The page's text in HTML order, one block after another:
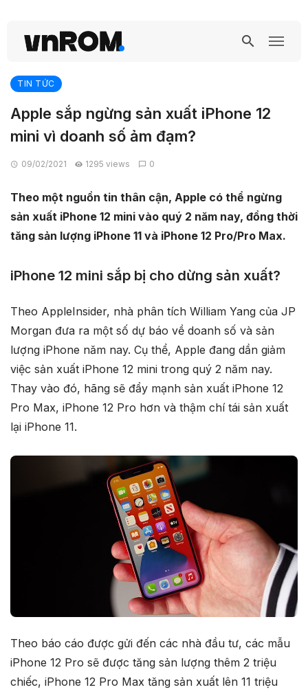
TIN TỨC
Apple sắp ngừng sản xuất iPhone 12
mini vì doanh số ảm đạm?
09/02/2021 1295 views 0
Theo một nguồn tin thân cận, Apple có thể ngừng
sản xuất iPhone 12 mini vào quý 2 năm nay, đồng thời
tăng sản lượng iPhone 11 và iPhone 12 Pro/Pro Max.
iPhone 12 mini sắp bị cho dừng sản xuất?
Theo AppleInsider, nhà phân tích William Yang của JP
Morgan đưa ra một số dự báo về doanh số và sản
lượng iPhone năm nay. Cụ thể, Apple đang dần giảm
việc sản xuất iPhone 12 mini trong quý 2 năm nay.
Thay vào đó, hãng sẽ đẩy mạnh sản xuất iPhone 12
Pro Max, iPhone 12 Pro hơn và thậm chí tái sản xuất
lại iPhone 11.
Theo báo cáo được gửi đến các nhà đầu tư, các mẫu
iPhone 12 Pro sẽ được tăng sản lượng thêm 2 triệu
chiếc, iPhone 12 Pro Max tăng sản xuất lên 11 triệu